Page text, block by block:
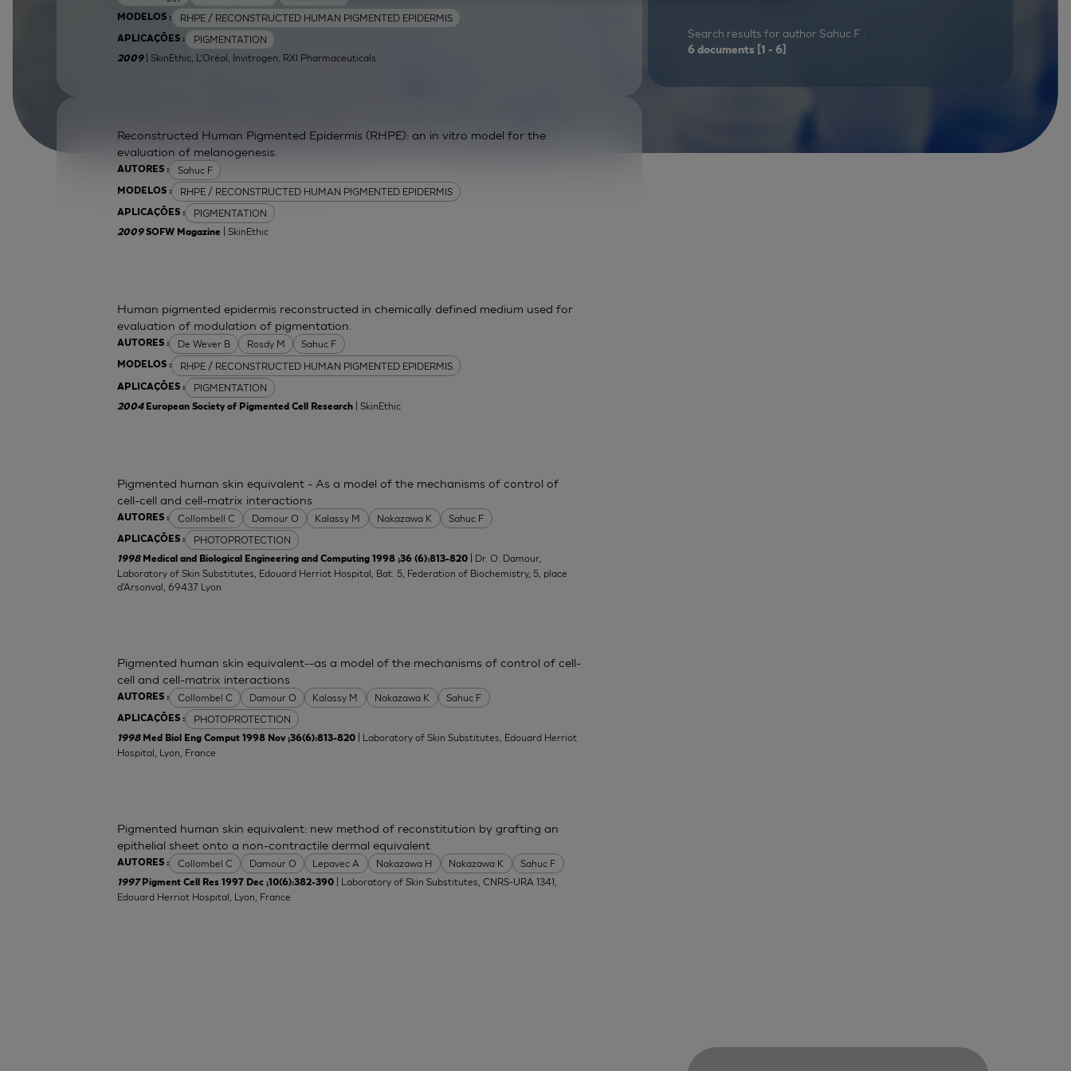
MODELOS : RHPE / RECONSTRUCTED HUMAN PIGMENTED EPIDERMIS
APLICAÇÕES : PIGMENTATION
2009 | SkinEthic, L'Oréal, Invitrogen, RXI Pharmaceuticals
AUTORES : Sahuc F
MODELOS : RHPE / RECONSTRUCTED HUMAN PIGMENTED EPIDERMIS
APLICAÇÕES : PIGMENTATION
Reconstructed Human Pigmented Epidermis (RHPE): an in vitro model for the
evaluation of melanogenesis.
2009SOFW Magazine | SkinEthic
AUTORES : De Wever B Rosdy M Sahuc F
MODELOS : RHPE / RECONSTRUCTED HUMAN PIGMENTED EPIDERMIS
APLICAÇÕES : PIGMENTATION
Human pigmented epidermis reconstructed in chemically defined medium used for
evaluation of modulation of pigmentation.
2004 European Society of Pigmented Cell Research | SkinEthic
AUTORES : Collombell C Damour O Kalassy M Nakazawa K Sahuc F
APLICAÇÕES : PHOTOPROTECTION
Pigmented human skin equivalent - As a model of the mechanisms of control of
cell-cell and cell-matrix interactions
1998 Medical and Biological Engineering and Computing 1998 ;36 (6):813-820
| Dr. O. Damour,
Laboratory of Skin Substitutes, Edouard Herriot Hospital, Bat. 5, Federation of Biochemistry, 5, place
d'Arsonval, 69437 Lyon
AUTORES : Collombel C Damour O Kalassy M Nakazawa K Sahuc F
APLICAÇÕES : PHOTOPROTECTION
Pigmented human skin equivalent--as a model of the mechanisms of control of cell-
cell and cell-matrix interactions
1998 Med Biol Eng Comput 1998 Nov ;36(6):813-820
| Laboratory of Skin Substitutes, Edouard Herriot
Hospital, Lyon, France
AUTORES : Collombel C Damour O Lepavec A Nakazawa H Nakazawa K Sahuc F
Pigmented human skin equivalent: new method of reconstitution by grafting an
epithelial sheet onto a non-contractile dermal equivalent
1997 Pigment Cell Res 1997 Dec ;10(6):382-390
| Laboratory of Skin Substitutes, CNRS-URA 1341,
Edouard Herriot Hospital, Lyon, France
Search results for author Sahuc F :
6 documents [1 - 6]